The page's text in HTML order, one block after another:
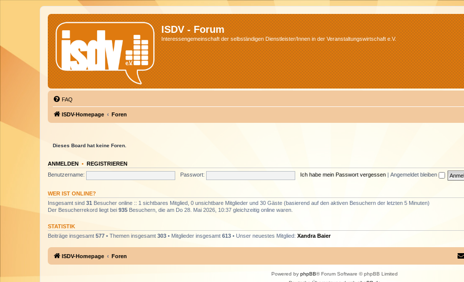
ISDV - Forum
Interessengemeinschaft der selbständigen Dienstleister/Innen in der Veranstaltungswirtschaft e.V.
FAQ
ISDV-Homepage Foren
Dieses Board hat keine Foren.
ANMELDEN • REGISTRIEREN
Benutzername:
Passwort: Ich habe mein Passwort vergessen Angemeldet bleiben
WER IST ONLINE?
Insgesamt sind 31 Besucher online :: 1 sichtbares Mitglied, 0 unsichtbare Mitglieder und 30 Gäste (basierend auf den aktiven Besuchern der letzten 5 Minuten)
Der Besucherrekord liegt bei 935 Besuchern, die am Do 28. Mai 2026, 10:37 gleichzeitig online waren.
STATISTIK
Beiträge insgesamt 577 • Themen insgesamt 303 • Mitglieder insgesamt 613 • Unser neuestes Mitglied: Xandra Baier
ISDV-Homepage Foren
Powered by phpBB® Forum Software © phpBB Limited